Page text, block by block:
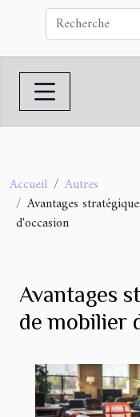
Accueil
Autres
Avantages
d'occasion
Avantages
de mobilier